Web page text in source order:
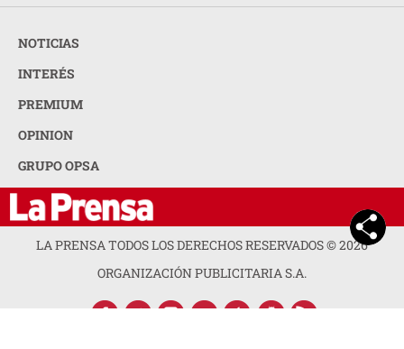
NOTICIAS
INTERÉS
PREMIUM
OPINION
GRUPO OPSA
LA PRENSA TODOS LOS DERECHOS RESERVADOS ©2026
ORGANIZACIÓN PUBLICITARIA S.A.